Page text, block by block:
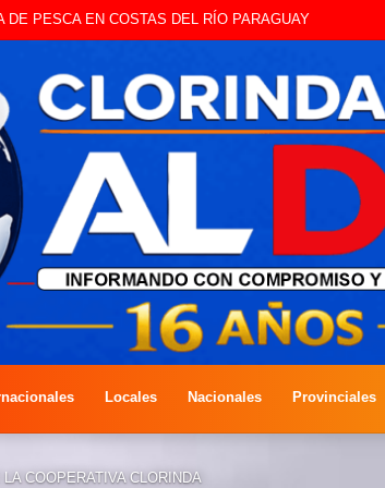
EDICIÓN DÍA DEL NIÑO
Locales Nacionales Provinciales
COOPERATIVA CLORINDA